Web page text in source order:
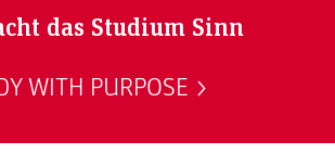
das Studium Sinn
WITH PURPOSE